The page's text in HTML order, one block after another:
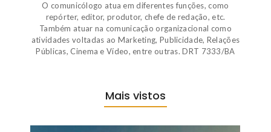
O comunicólogo atua em diferentes funções, como
repórter, editor, produtor, chefe de redação, etc.
Também atuar na comunicação organizacional como
atividades voltadas ao Marketing, Publicidade, Relações
Públicas, Cinema e Vídeo, entre outras. DRT 7333/BA
Mais vistos